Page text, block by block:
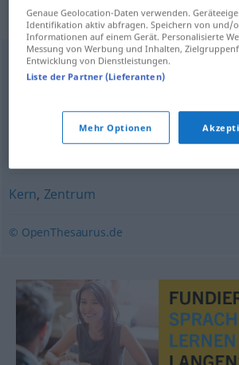
Synonyme für
Brennpunkt,Zentrum (der
,Kern
Kern, Zentrum
© OpenThesaurus.de
Genaue Geolocation-Daten verwenden.
Identifikation aktiv abfragen. Speichern von und/
Informationen auf einem Gerät. Personalisierte
Messung von Werbung und Inhalten,
Entwicklung von Dienstleistungen.
Liste der Partner (Lieferanten)
Mehr Optionen